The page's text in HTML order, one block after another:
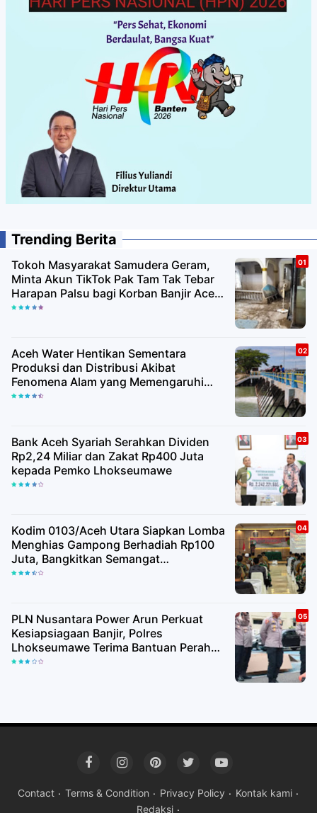
Trending Berita
Tokoh Masyarakat Samudera Geram,
Minta Akun TikTok Pak Tam Tak Tebar
Harapan Palsu bagi Korban Banjir Aceh
Utara
Aceh Water Hentikan Sementara
Produksi dan Distribusi Akibat
Fenomena Alam yang Memengaruhi
Kualitas Air Baku
Bank Aceh Syariah Serahkan Dividen
Rp2,24 Miliar dan Zakat Rp400 Juta
kepada Pemko Lhokseumawe
Kodim 0103/Aceh Utara Siapkan Lomba
Menghias Gampong Berhadiah Rp100
Juta, Bangkitkan Semangat
Kemerdekaan hingga Pelosok Desa
PLN Nusantara Power Arun Perkuat
Kesiapsiagaan Banjir, Polres
Lhokseumawe Terima Bantuan Perahu
Karet
Contact Terms & Condition Privacy Policy
Kontak kami
Redaksi